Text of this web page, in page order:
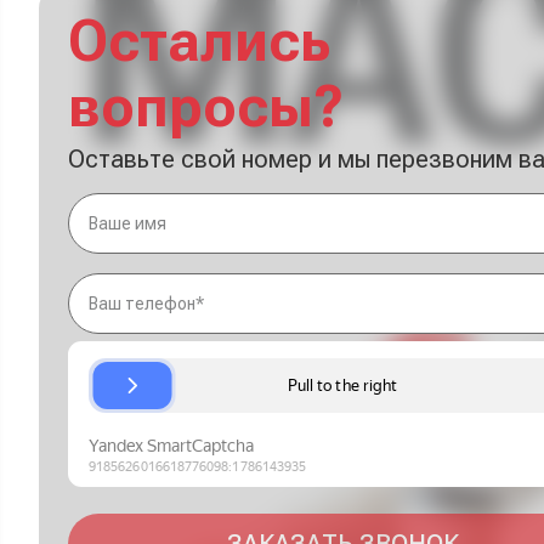
Остались
вопросы?
Оставьте свой номер и мы перезвоним